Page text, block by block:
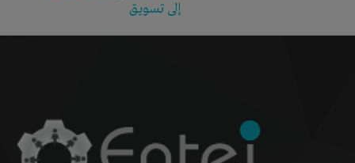
إلى تسويق